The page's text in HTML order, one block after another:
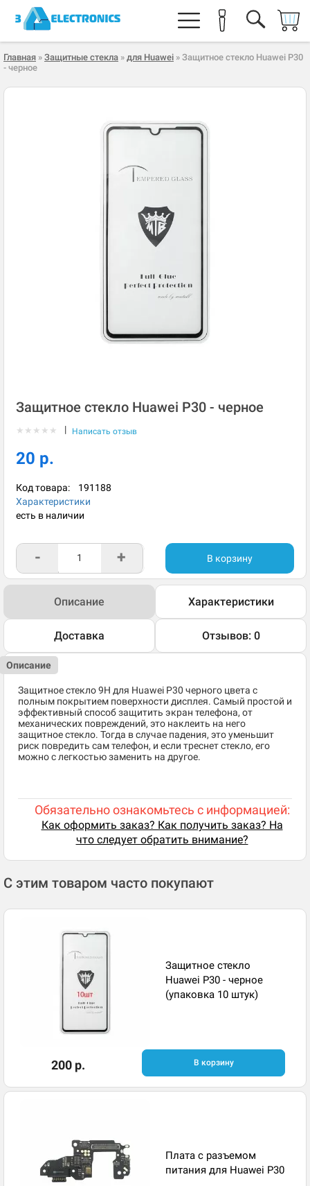
Главная » Защитные стекла » для Huawei » Защитное стекло Huawei P30
- черное
Защитное стекло Huawei P30 - черное
★ ★ ★ ★ ★ | Написать отзыв
20 р.
Код товара: 191188
Характеристики
есть в наличии
- + В корзину
Описание Характеристики
Доставка Отзывов: 0
Описание
Защитное стекло 9H для Huawei P30 черного цвета с
полным покрытием поверхности дисплея. Самый простой и
эффективный способ защитить экран телефона, от
механических повреждений, это наклеить на него
защитное стекло. Тогда в случае падения, это уменьшит
риск повредить сам телефон, и если треснет стекло, его
можно с легкостью заменить на другое.
Обязательно ознакомьтесь с информацией:
Как оформить заказ? Как получить заказ? На
что следует обратить внимание?
С этим товаром часто покупают
Защитное стекло
Huawei P30 - черное
(упаковка 10 штук)
200 р. В корзину
Плата с разъемом
питания для Huawei P30